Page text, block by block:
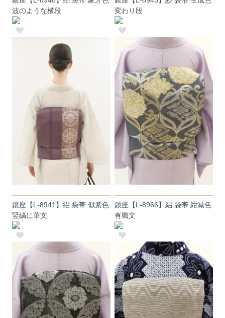
波のような横段
変わり段
銀座【L-8941】絽 袋帯 似紫色
竪縞に華文
銀座【L-8966】絽 袋帯 紺滅色
有職文